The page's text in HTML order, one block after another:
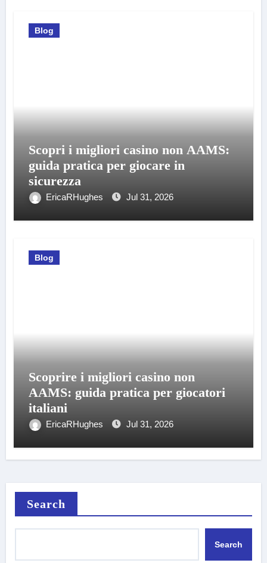
Blog
Scopri i migliori casino non AAMS:
guida pratica per giocare in
sicurezza
EricaRHughes Jul 31, 2026
Blog
Scoprire i migliori casino non
AAMS: guida pratica per giocatori
italiani
EricaRHughes Jul 31, 2026
Search
Search